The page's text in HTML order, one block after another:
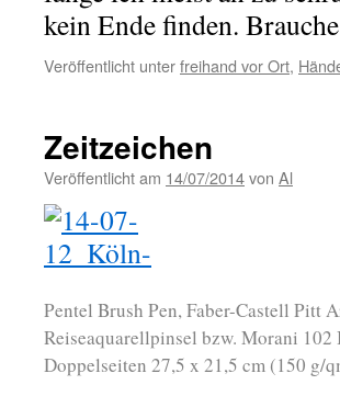
kein Ende finden.
Veröffentlicht unterfreihand vor Ort,
Zeitzeichen
Veröffentlicht am 14/07/2014von Al
Pentel Brush Pen, Faber-Castell Pitt
Reiseaquarellpinsel bzw. Morani
Doppelseiten 27,5 x 21,5 cm (150